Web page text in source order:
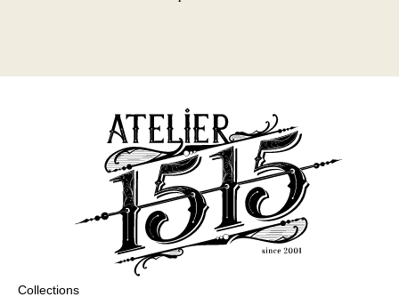
Collections